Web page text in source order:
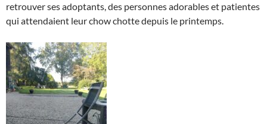
retrouver ses adoptants, des personnes adorables et patientes
qui attendaient leur chow chotte depuis le printemps.